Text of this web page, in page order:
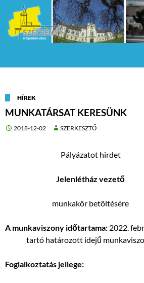
HÍREK
MUNKATÁRSAT KERESÜNK
2018-12-02 SZERKESZTŐ
Pályázatot hirdet
Jelenlétház vezető
munkakör betöltésére
A munkaviszony időtartama: 2022.
tartó határozott idejű
Foglalkoztatás jellege: